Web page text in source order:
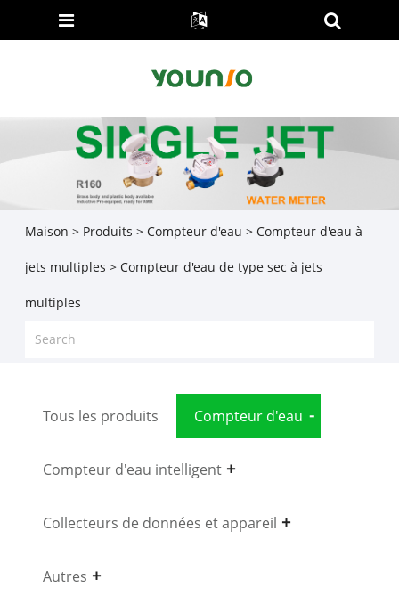
Maison > Produits > Compteur d'eau > Compteur d'eau à
jets multiples > Compteur d'eau de type sec à jets
multiples
Tous les produits Compteur d'eau
Compteur d'eau intelligent
Collecteurs de données et appareil
Autres